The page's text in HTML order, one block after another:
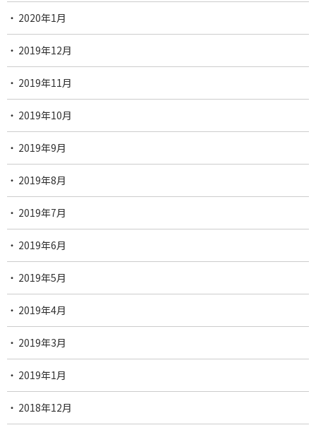
2020年1月
2019年12月
2019年11月
2019年10月
2019年9月
2019年8月
2019年7月
2019年6月
2019年5月
2019年4月
2019年3月
2019年1月
2018年12月